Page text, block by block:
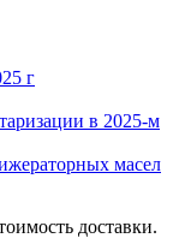
г
в 2025-м
масел
доставки.